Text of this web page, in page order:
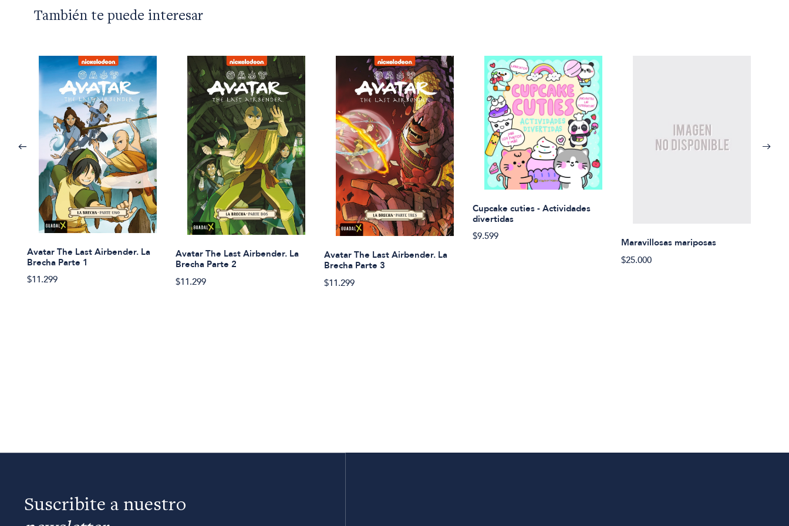
También te puede interesar
Avatar The Last Airbender. La
Brecha Parte 1
$11.299
Avatar The Last Airbender. La
Brecha Parte 2
$11.299
Avatar The Last Airbender. La
Brecha Parte 3
$11.299
Cupcake cuties - Actividades
divertidas
$9.599
Maravillosas mariposas
$25.000
Suscribite a nuestro